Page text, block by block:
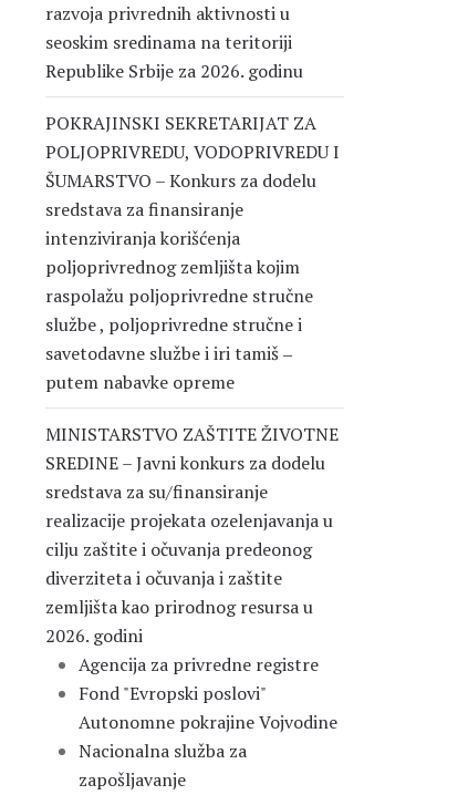
razvoja privrednih aktivnosti u
seoskim sredinama na teritoriji
Republike Srbije za 2026. godinu
POKRAJINSKI SEKRETARIJAT ZA
POLJOPRIVREDU, VODOPRIVREDU I
ŠUMARSTVO – Konkurs za dodelu
sredstava za finansiranje
intenziviranja korišćenja
poljoprivrednog zemljišta kojim
raspolažu poljoprivredne stručne
službe , poljoprivredne stručne i
savetodavne službe i iri tamiš ‒
putem nabavke opreme
MINISTARSTVO ZAŠTITE ŽIVOTNE
SREDINE – Javni konkurs za dodelu
sredstava za su/finansiranje
realizacije projekata ozelenjavanja u
cilju zaštite i očuvanja predeonog
diverziteta i očuvanja i zaštite
zemljišta kao prirodnog resursa u
2026. godini
Agencija za privredne registre
Fond "Evropski poslovi"
Autonomne pokrajine Vojvodine
Nacionalna služba za
zapošljavanje